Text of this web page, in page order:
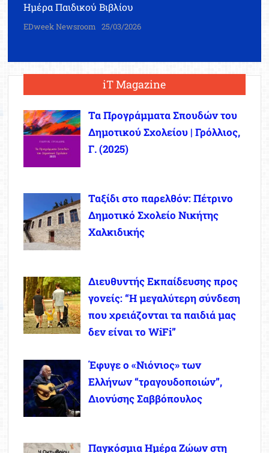
Ημέρα Παιδικού Βιβλίου
EDweek Newsroom 25/03/2026
iT Magazine
Τα Προγράμματα Σπουδών του
Δημοτικού Σχολείου | Γρόλλιος,
Γ. (2025)
Ταξίδι στο παρελθόν: Πέτρινο
Δημοτικό Σχολείο Νικήτης
Χαλκιδικής
Διευθυντής Εκπαίδευσης προς
γονείς: “Η μεγαλύτερη σύνδεση
που χρειάζονται τα παιδιά μας
δεν είναι το WiFi”
Έφυγε ο «Νιόνιος» των
Ελλήνων “τραγουδοποιών”,
Διονύσης Σαββόπουλος
Παγκόσμια Ημέρα Ζώων στη